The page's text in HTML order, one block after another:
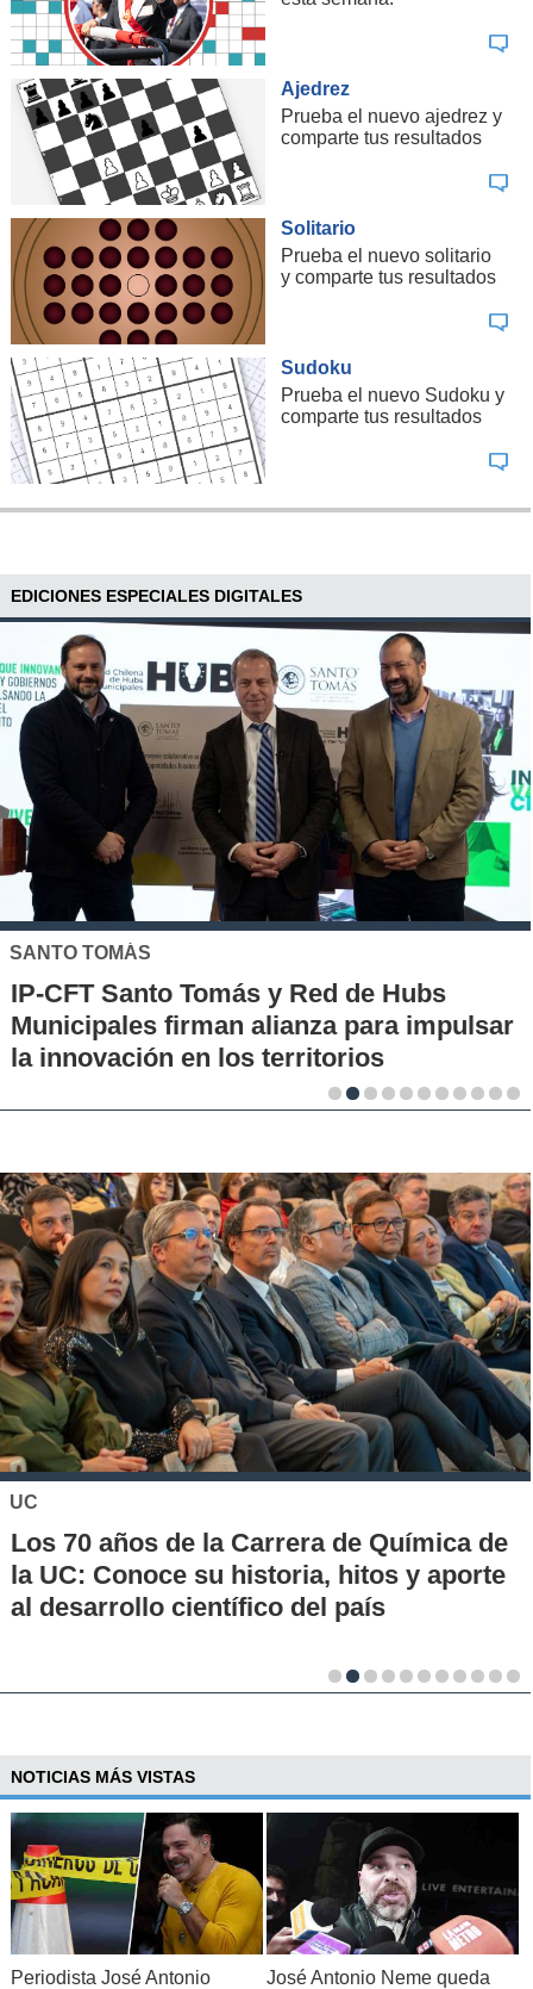
Ajedrez
Prueba el nuevo ajedrez y
comparte tus resultados
Solitario
Prueba el nuevo solitario
y comparte tus resultados
Sudoku
Prueba el nuevo Sudoku y
comparte tus resultados
EDICIONES ESPECIALES DIGITALES
SANTO TOMÁS
IP-CFT Santo Tomás y Red de Hubs
Municipales firman alianza para impulsar
la innovación en los territorios
UC
Los 70 años de la Carrera de Química de
la UC: Conoce su historia, hitos y aporte
al desarrollo científico del país
NOTICIAS MÁS VISTAS
Periodista José Antonio
José Antonio Neme queda